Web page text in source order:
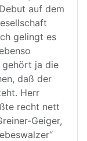
auf dem
gelingt es
ja die
daß der
Herr
recht nett
Geiger,